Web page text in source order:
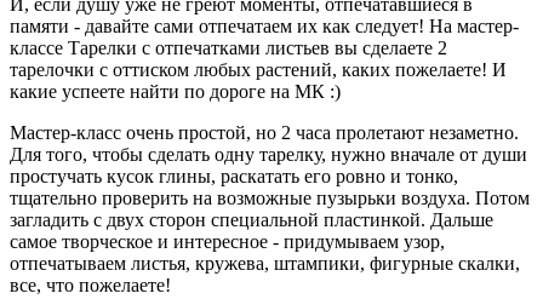
И, если душу уже не греют моменты, отпечатавшиеся в
памяти - давайте сами отпечатаем их как следует! На мастер-
классе Тарелки с отпечатками листьев вы сделаете 2
тарелочки с оттиском любых растений, каких пожелаете! И
какие успеете найти по дороге на МК :)
Мастер-класс очень простой, но 2 часа пролетают незаметно.
Для того, чтобы сделать одну тарелку, нужно вначале от души
простучать кусок глины, раскатать его ровно и тонко,
тщательно проверить на возможные пузырьки воздуха. Потом
загладить с двух сторон специальной пластинкой. Дальше
самое творческое и интересное - придумываем узор,
отпечатываем листья, кружева, штампики, фигурные скалки,
все, что пожелаете!